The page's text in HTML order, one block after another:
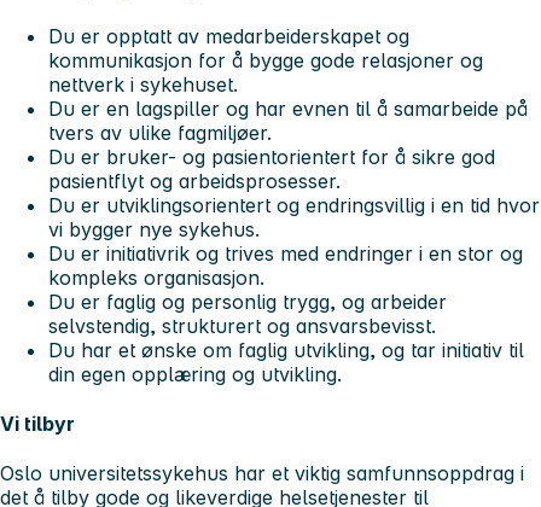
Du er opptatt av medarbeiderskapet og
kommunikasjon for å bygge gode relasjoner og
nettverk i sykehuset.
Du er en lagspiller og har evnen til å samarbeide på
tvers av ulike fagmiljøer.
Du er bruker- og pasientorientert for å sikre god
pasientflyt og arbeidsprosesser.
Du er utviklingsorientert og endringsvillig i en tid hvor
vi bygger nye sykehus.
Du er initiativrik og trives med endringer i en stor og
kompleks organisasjon.
Du er faglig og personlig trygg, og arbeider
selvstendig, strukturert og ansvarsbevisst.
Du har et ønske om faglig utvikling, og tar initiativ til
din egen opplæring og utvikling.
Vi tilbyr
Oslo universitetssykehus har et viktig samfunnsoppdrag i
det å tilby gode og likeverdige helsetjenester til